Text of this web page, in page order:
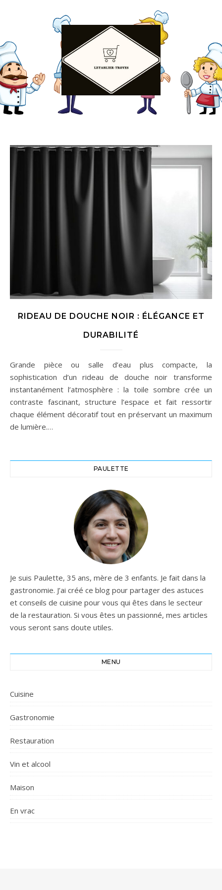
RIDEAU DE DOUCHE NOIR : ÉLÉGANCE ET
DURABILITÉ
Grande pièce ou salle d’eau plus compacte, la
sophistication d’un rideau de douche noir transforme
instantanément l’atmosphère : la toile sombre crée un
contraste fascinant, structure l’espace et fait ressortir
chaque élément décoratif tout en préservant un maximum
de lumière.…
PAULETTE
Je suis Paulette, 35 ans, mère de 3 enfants. Je fait dans la
gastronomie. J’ai créé ce blog pour partager des astuces
et conseils de cuisine pour vous qui êtes dans le secteur
de la restauration. Si vous êtes un passionné, mes articles
vous seront sans doute utiles.
MENU
Cuisine
Gastronomie
Restauration
Vin et alcool
Maison
En vrac